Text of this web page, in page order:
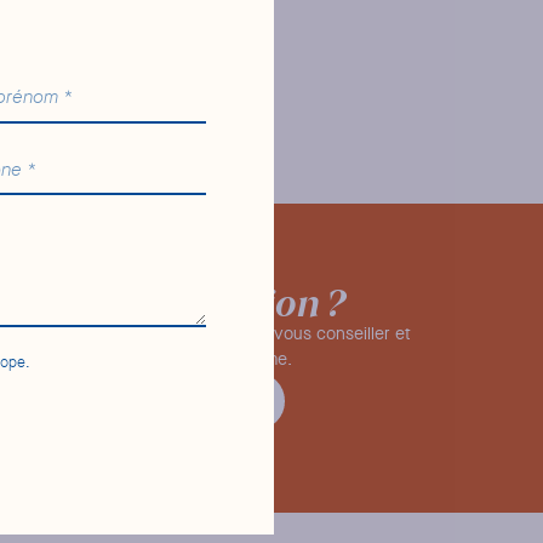
une question ?
votre service pour vous répondre, vous conseiller et
faire découvrir toute notre gamme.